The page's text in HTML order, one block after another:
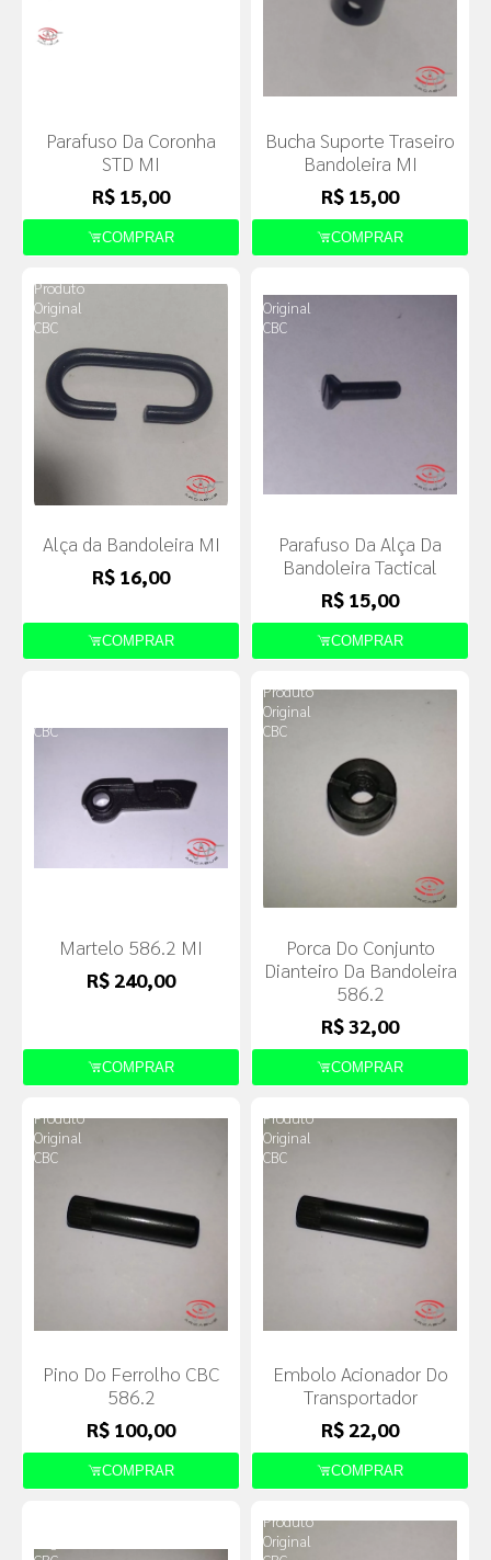
Parafuso Da Coronha
STD MI
R$ 15,00
COMPRAR
Bucha Suporte Traseiro
Bandoleira MI
R$ 15,00
COMPRAR
Produto
Original
CBC
Alça da Bandoleira MI
R$ 16,00
COMPRAR
Original
CBC
Parafuso Da Alça Da
Bandoleira Tactical
R$ 15,00
COMPRAR
CBC
Martelo 586.2 MI
R$ 240,00
COMPRAR
Produto
Original
CBC
Porca Do Conjunto
Dianteiro Da Bandoleira
586.2
R$ 32,00
COMPRAR
Produto
Original
CBC
Pino Do Ferrolho CBC
586.2
R$ 100,00
COMPRAR
Produto
Original
CBC
Embolo Acionador Do
Transportador
R$ 22,00
COMPRAR
Produto
Original